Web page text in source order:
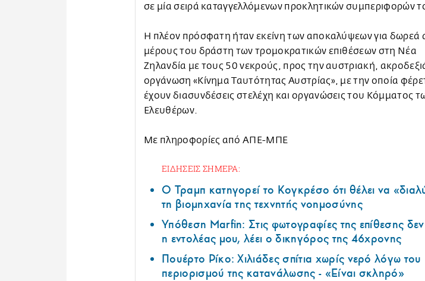
σε μία σειρά καταγγελλόμενων προκλητικών συμπεριφορών
Η πλέον πρόσφατη ήταν εκείνη των αποκαλύψεων για δωρεά
μέρους του δράστη των τρομοκρατικών επιθέσεων στη Νέα
Ζηλανδία με τους 50 νεκρούς, προς την αυστριακή,
οργάνωση «Κίνημα Ταυτότητας Αυστρίας», με την οποία
έχουν διασυνδέσεις στελέχη και οργανώσεις του Κόμματος
Ελευθέρων.
Με πληροφορίες από ΑΠΕ-ΜΠΕ
ΕΙΔΗΣΕΙΣ ΣΗΜΕΡΑ:
Ο Τραμπ κατηγορεί το Κογκρέσο ότι θέλει να
τη βιομηχανία της τεχνητής νοημοσύνης
Υπόθεση Marfin: Στις φωτογραφίες της επίθεσης δεν
η εντολέας μου, λέει ο δικηγόρος της 46χρονης
Πουέρτο Ρίκο: Χιλιάδες σπίτια χωρίς νερό λόγω του
περιορισμού της κατανάλωσης - «Είναι σκληρό»